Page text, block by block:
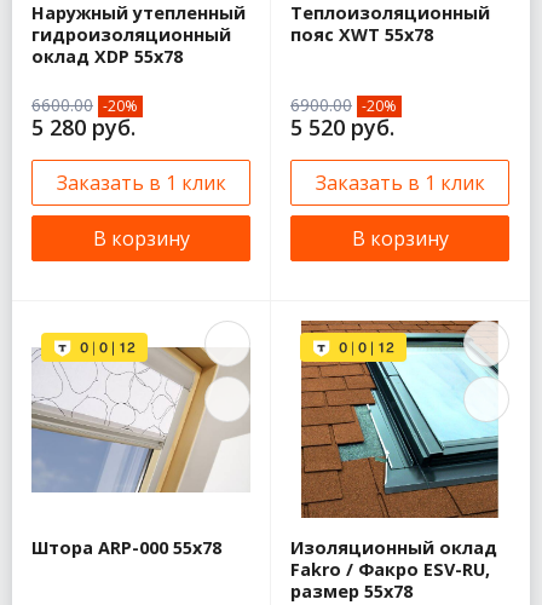
Наружный утепленный
гидроизоляционный
оклад XDP 55х78
6600.00 -20%
5 280 руб.
Заказать в 1 клик
В корзину
Теплоизоляционный
пояс XWT 55х78
6900.00 -20%
5 520 руб.
Заказать в 1 клик
В корзину
Штора ARP-000 55х78
Изоляционный оклад
Fakro / Факро ESV-RU,
размер 55x78